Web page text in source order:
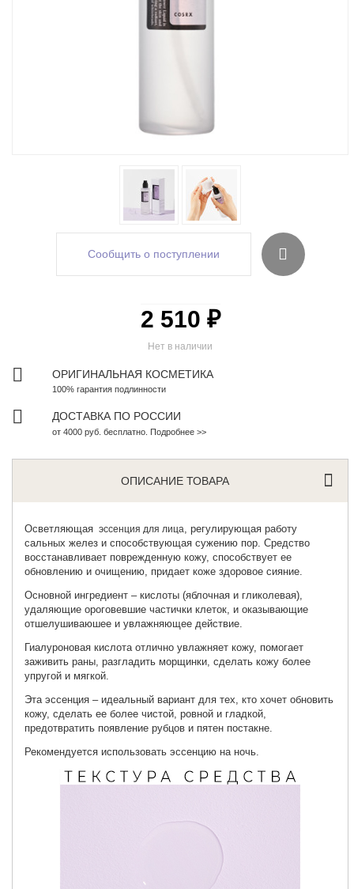
Сообщить о поступлении
Нет в наличии
2 510 ₽
ОРИГИНАЛЬНАЯ КОСМЕТИКА
100% гарантия подлинности
ДОСТАВКА ПО РОССИИ
от 4000 руб. бесплатно. Подробнее >>
ОПИСАНИЕ ТОВАРА
Осветляющая эссенция для лица, регулирующая работу
сальных желез и способствующая сужению пор. Средство
восстанавливает поврежденную кожу, способствует ее
обновлению и очищению, придает коже здоровое сияние.
Основной ингредиент – кислоты (яблочная и гликолевая),
удаляющие ороговевшие частички клеток, и оказывающие
отшелушиваюшее и увлажняющее действие.
Гиалуроновая кислота отлично увлажняет кожу, помогает
заживить раны, разгладить морщинки, сделать кожу более
упругой и мягкой.
Эта эссенция – идеальный вариант для тех, кто хочет обновить
кожу, сделать ее более чистой, ровной и гладкой,
предотвратить появление рубцов и пятен постакне.
Рекомендуется использовать эссенцию на ночь.